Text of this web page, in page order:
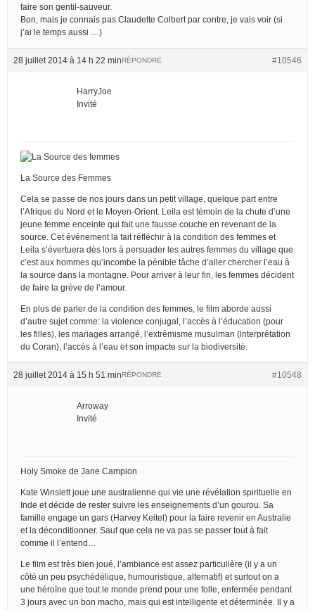
faire son gentil-sauveur.
Bon, mais je connais pas Claudette Colbert par contre, je vais voir (si
j’ai le temps aussi …)
28 juillet 2014 à 14 h 22 min #10546
RÉPONDRE
HarryJoe
Invité
La Source des Femmes
Cela se passe de nos jours dans un petit village, quelque part entre
l’Afrique du Nord et le Moyen-Orient. Leila est témoin de la chute d’une
jeune femme enceinte qui fait une fausse couche en revenant de la
source. Cet événement la fait réfléchir à la condition des femmes et
Leila s’évertuera dès lors à persuader les autres femmes du village que
c’est aux hommes qu’incombe la pénible tâche d’aller chercher l’eau à
la source dans la montagne. Pour arriver à leur fin, les femmes décident
de faire la grève de l’amour.
En plus de parler de la condition des femmes, le film aborde aussi
d’autre sujet comme: la violence conjugal, l’accès à l’éducation (pour
les filles), les mariages arrangé, l’extrémisme musulman (interprétation
du Coran), l’accès à l’eau et son impacte sur la biodiversité.
28 juillet 2014 à 15 h 51 min #10548
RÉPONDRE
Arroway
Invité
Holy Smoke de Jane Campion
Kate Winslett joue une australienne qui vie une révélation spirituelle en
Inde et décide de rester suivre les enseignements d’un gourou. Sa
famille engage un gars (Harvey Keitel) pour la faire revenir en Australie
et la déconditionner. Sauf que cela ne va pas se passer tout à fait
comme il l’entend…
Le film est très bien joué, l’ambiance est assez particulière (il y a un
côté un peu psychédélique, humouristique, alternatif) et surtout on a
une héroïne que tout le monde prend pour une folle, enfermée pendant
3 jours avec un bon macho, mais qui est intelligente et déterminée. Il y a